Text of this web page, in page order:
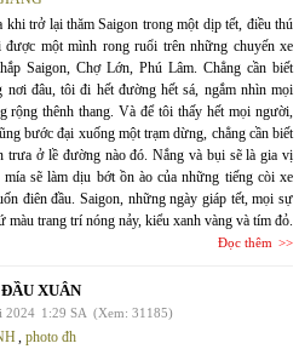
khi trở lại thăm Saigon trong một dịp tết, điều thú
một mình rong ruổi trên những chuyến xe
Saigon, Chợ Lớn, Phú Lâm. Chẳng cần biết
nơi đâu, tôi đi hết đường hết sá, ngắm nhìn mọi
rộng thênh thang. Và để tôi thấy hết mọi người,
bước đại xuống một trạm dừng, chẳng cần biết
trưa ở lề đường nào đó. Nắng và bụi sẽ là gia vị
sẽ làm dịu bớt ồn ào của những tiếng còi xe
điên đầu. Saigon, những ngày giáp tết, mọi sự
trang trí nóng nảy, kiểu xanh vàng và tím đỏ.
Đọc thêm
XUÂN
2024 1:29 SA (Xem: 31185)
, photo đh